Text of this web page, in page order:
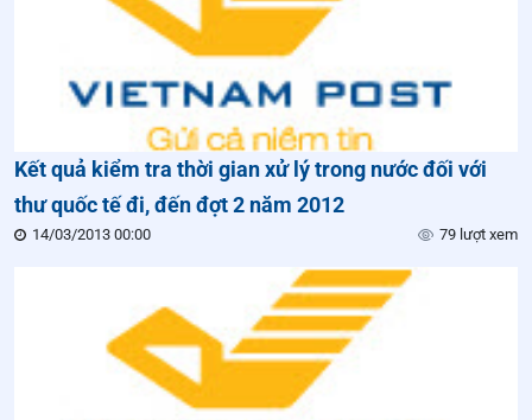
Kết quả kiểm tra thời gian xử lý trong nước đối với
thư quốc tế đi, đến đợt 2 năm 2012
14/03/2013 00:00 79 lượt xem